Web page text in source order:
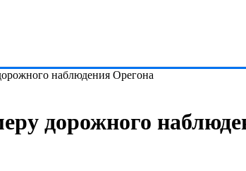
наблюдения Орегона
дорожного